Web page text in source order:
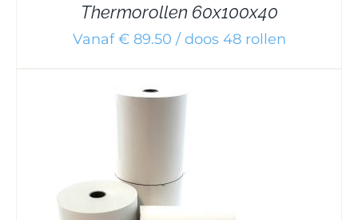
Thermorollen 60x100x40
Vanaf € 89.50 / doos 48 rollen